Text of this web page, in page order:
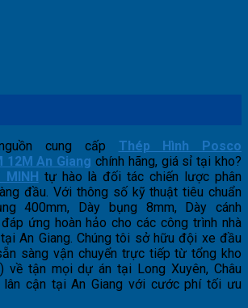
cung cấp Thép Hình Posco
12M An Giang chính hãng, giá sỉ tại kho?
MINH tự hào là đối tác chiến lược phân
đầu. Với thông số kỹ thuật tiêu chuẩn
400mm, Dày bụng 8mm, Dày cánh
ứng hoàn hảo cho các công trình nhà
An Giang. Chúng tôi sở hữu đội xe đầu
sàng vận chuyển trực tiếp từ tổng kho
về tận mọi dự án tại Long Xuyên, Châu
lân cận tại An Giang với cước phí tối ưu